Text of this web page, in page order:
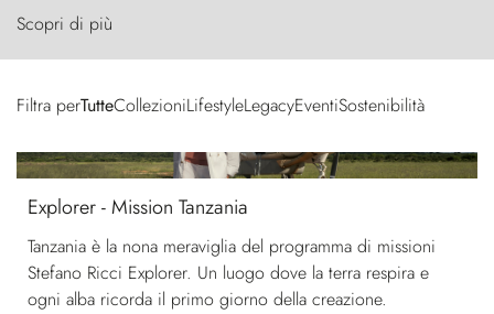
Scopri di più
Filtra perTutteCollezioniLifestyleLegacyEventiSostenibilità
Explorer - Mission Tanzania
Tanzania è la nona meraviglia del programma di missioni
Stefano Ricci Explorer. Un luogo dove la terra respira e
ogni alba ricorda il primo giorno della creazione.